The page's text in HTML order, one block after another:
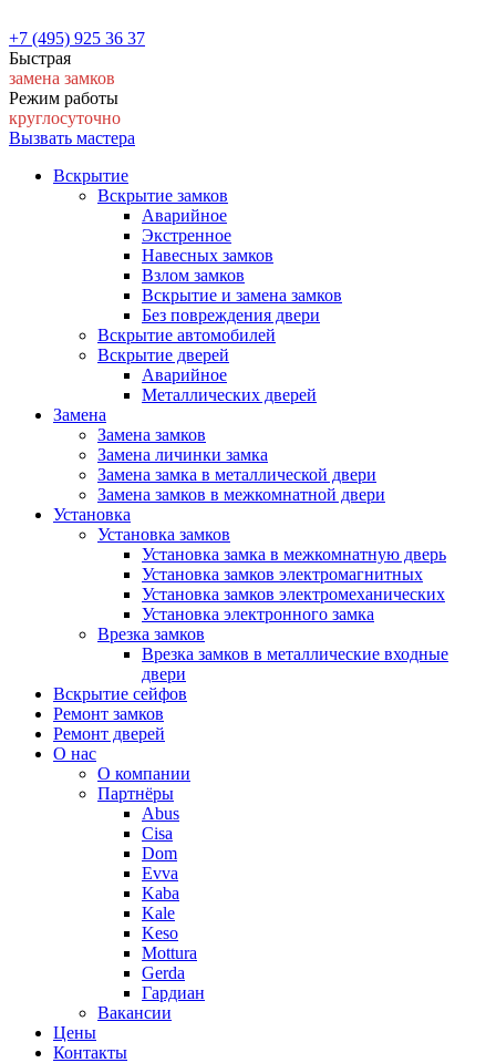
+7 (495) 925 36 37
Быстрая
замена замков
Режим работы
круглосуточно
Вызвать мастера
Вскрытие
Вскрытие замков
Аварийное
Экстренное
Навесных замков
Взлом замков
Вскрытие и замена замков
Без повреждения двери
Вскрытие автомобилей
Вскрытие дверей
Аварийное
Металлических дверей
Замена
Замена замков
Замена личинки замка
Замена замка в металлической двери
Замена замков в межкомнатной двери
Установка
Установка замков
Установка замка в межкомнатную дверь
Установка замков электромагнитных
Установка замков электромеханических
Установка электронного замка
Врезка замков
Врезка замков в металлические входные
двери
Вскрытие сейфов
Ремонт замков
Ремонт дверей
О нас
О компании
Партнёры
Abus
Cisa
Dom
Evva
Kaba
Kale
Keso
Mottura
Gerda
Гардиан
Вакансии
Цены
Контакты